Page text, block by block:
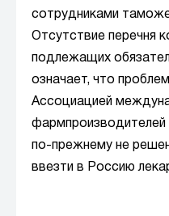
сотрудниками
Отсутствие перечня
подлежащих
означает, что
Ассоциацией
фармпроизводителей
по-прежнему не
ввезти в Россию